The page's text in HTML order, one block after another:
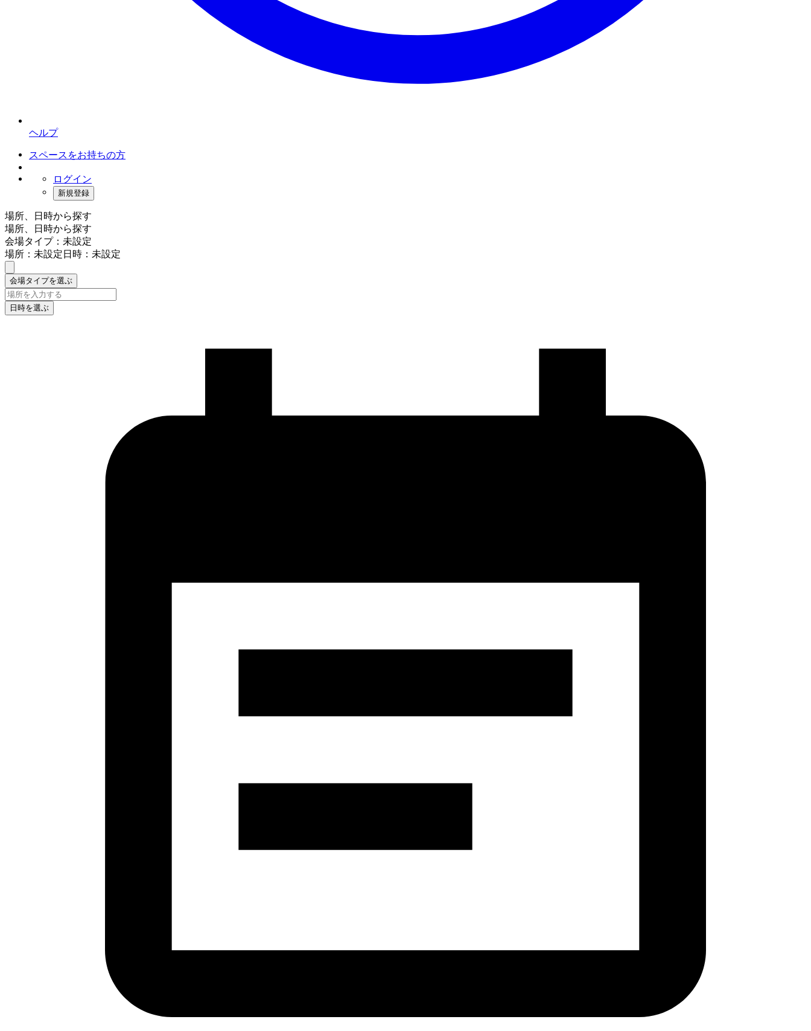
ヘルプ
スペースをお持ちの方
ログイン
新規登録
場所、日時から探す
場所、日時から探す
会場タイプ：未設定
場所：未設定日時：未設定
会場タイプを選ぶ
日時を選ぶ